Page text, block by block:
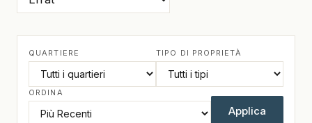
QUARTIERE TIPO DI PROPRIETÀ
ORDINA
Applica